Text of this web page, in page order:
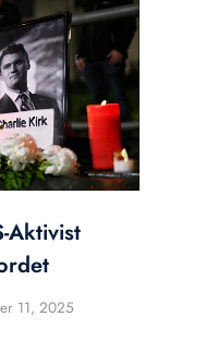
Aktivist
11, 2025